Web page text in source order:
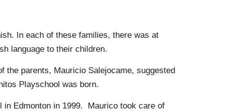
In each of these families, there was at
language to their children.
the parents, Mauricio Salejocame, suggested
Playschool was born.
in Edmonton in 1999. Maurico took care of